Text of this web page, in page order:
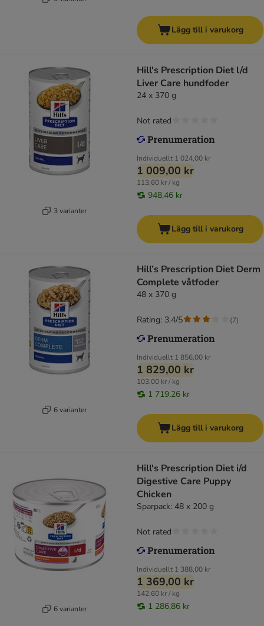
Lägg till i varukorg
3 varianter
Hill's Prescription Diet l/d
Liver Care hundfoder
24 x 370 g
Individuellt 1 024,00 kr
1 009,00 kr
113,60 kr / kg
948,46 kr
Not rated
Lägg till i varukorg
6 varianter
Hill’s Prescription Diet Derm
Complete våtfoder
48 x 370 g
Individuellt 1 856,00 kr
1 829,00 kr
103,00 kr / kg
1 719,26 kr
Rating: 3.4/5 (7)
Lägg till i varukorg
6 varianter
Hill's Prescription Diet i/d
Digestive Care Puppy
Chicken
Sparpack: 48 x 200 g
Individuellt 1 388,00 kr
1 369,00 kr
142,60 kr / kg
1 286,86 kr
Not rated